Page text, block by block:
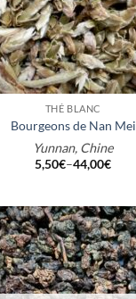
THÉ BLANC
Bourgeons de Nan Mei
Yunnan, Chine
5,50€–44,00€